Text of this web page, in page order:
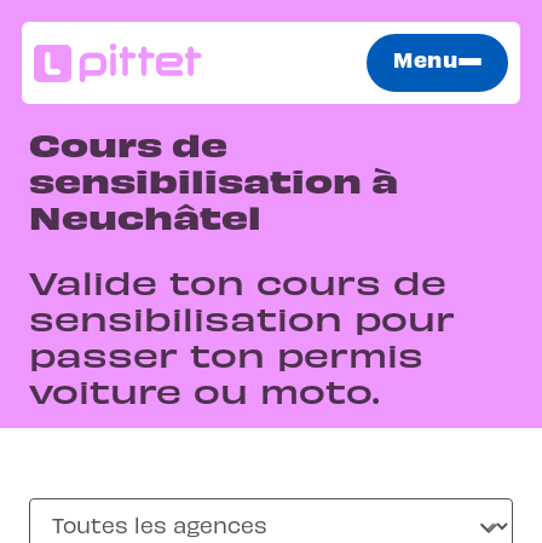
Menu
Cours de
sensibilisation à
Neuchâtel
Valide ton cours de
sensibilisation pour
passer ton permis
voiture ou moto.